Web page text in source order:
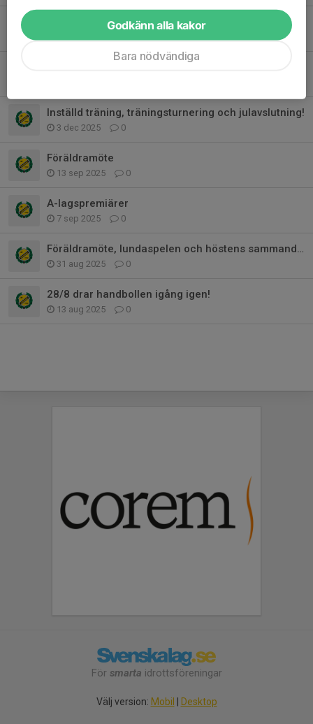
Vårsäsongens lag och seriematcher
Inställd träning, träningsturnering och julavslutning!
3 dec 2025 0
Föräldramöte
13 sep 2025 0
A-lagspremiärer
7 sep 2025 0
Föräldramöte, lundaspelen och höstens sammandrag
31 aug 2025 0
28/8 drar handbollen igång igen!
13 aug 2025 0
För smarta idrottsföreningar
Välj version: Mobil | Desktop
Godkänn alla kakor
Bara nödvändiga